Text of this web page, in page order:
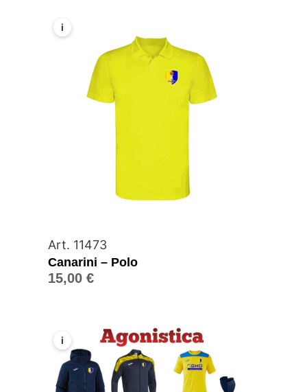
i
Art. 11473
Canarini – Polo
15,00€
i